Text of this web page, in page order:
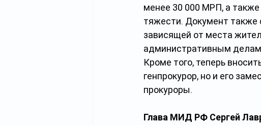
менее 30 000 МРП, а
тяжести. Документ также
зависящей от места
административным
Кроме того, теперь
генпрокурор, но и его
прокуроры.
Глава МИД РФ Сергей